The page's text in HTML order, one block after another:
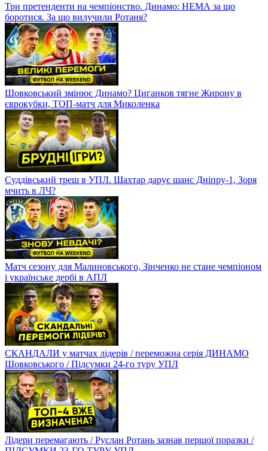
Три претенденти на чемпіонство. Динамо: НЕМА за що
боротися. За що вилучили Ротаня?
Шовковський змінює Динамо? Циганков тягне Жирону в
єврокубки, ТОП-матч для Миколенка
Суддівський треш в УПЛ. Шахтар дарує шанс Дніпру-1, Зоря
мчить в ЛЧ?
Матч сезону для Малиновського, Зінченко не стане чемпіоном
і українське дербі в АПЛ
СКАНДАЛИ у матчах лідерів / переможна серія ДИНАМО
Шовковського / Підсумки 24-го туру УПЛ
Лідери перемагають / Руслан Ротань зазнав першої поразки /